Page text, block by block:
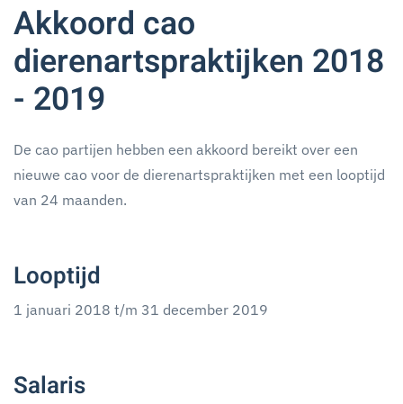
Akkoord cao
dierenartspraktijken 2018
- 2019
De cao partijen hebben een akkoord bereikt over een
nieuwe cao voor de dierenartspraktijken met een looptijd
van 24 maanden.
Looptijd
1 januari 2018 t/m 31 december 2019
Salaris